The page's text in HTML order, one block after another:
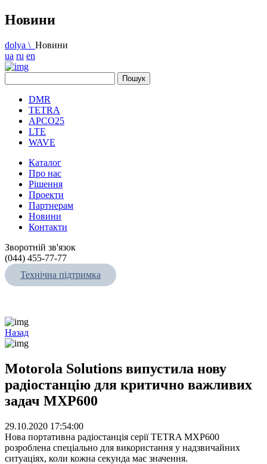
Новини
dolya \ Новини
ua ru en
DMR
TETRA
APCO25
LTE
WAVE
Каталог
Про нас
Рішення
Проекти
Партнерам
Новини
Контакти
Зворотній зв'язок
(044) 455-77-77
Технічна підтримка
Назад
Motorola Solutions випустила нову
радіостанцію для критично важливих
задач MXP600
29.10.2020 17:54:00
Нова портативна радіостанція серії TETRA MXP600
розроблена спеціально для використання у надзвичайних
ситуаціях, коли кожна секунда має значення.